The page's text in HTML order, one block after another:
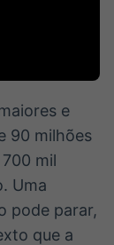
e
90 milhões
mil
Uma
pode parar,
que a